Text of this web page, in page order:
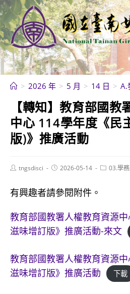
跳
轉
至
主
要
內
> 2026 年 > 5 月 > 14 日 > A.
【轉知】教育部國
中心 114學年度《民
版)》推廣活動
Posttngsdisci
Post2026-05-14
Post03.學
有興趣者請參閱附件。
教育部國教署人權教育資源
滋味增訂版》推廣活動-來文
教育部國教署人權教育資源
滋味增訂版》推廣活動
下載